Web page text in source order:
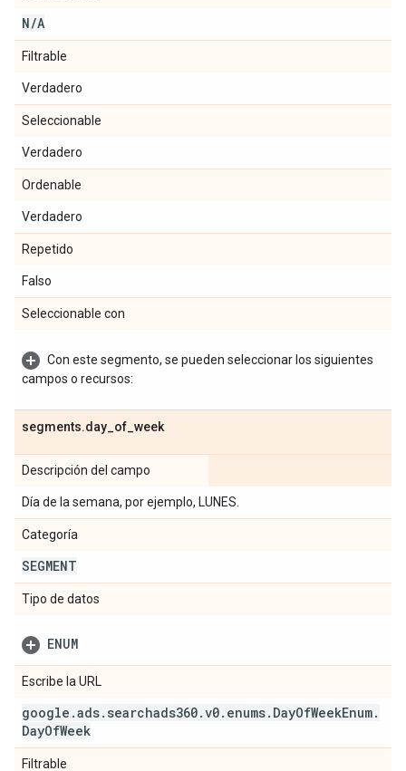
N/A
Filtrable
Verdadero
Seleccionable
Verdadero
Ordenable
Verdadero
Repetido
Falso
Seleccionable con
Con este segmento, se pueden seleccionar los siguientes
campos o recursos:
segments.day of week
Descripción del campo
Día de la semana, por ejemplo, LUNES.
Categoría
SEGMENT
Tipo de datos
ENUM
Escribe la URL
google .ads. searchads360.v0. enums. DayOfWeekEnum.
DayOfWeek
Filtrable